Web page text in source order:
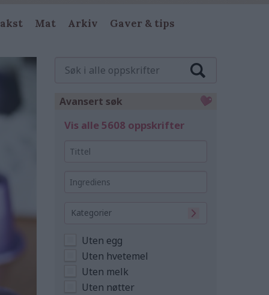
Mat Arkiv Gaver & tips
Avansert søk
Vis alle 5608 oppskrifter
Kategorier
Uten egg
Uten hvetemel
Uten melk
Uten nøtter